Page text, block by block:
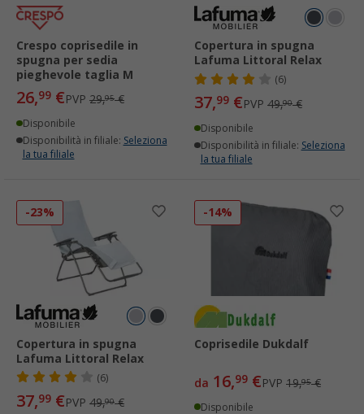
Crespo coprisedile in
spugna per sedia
pieghevole taglia M
26,99 €PVP 29,95€
Disponibile
Disponibilità in filiale: Seleziona
la tua filiale
Copertura in spugna
Lafuma Littoral Relax
(6)
37,99 €PVP 49,90€
Disponibile
Disponibilità in filiale: Seleziona
la tua filiale
-23%
Copertura in spugna
Lafuma Littoral Relax
(6)
37,99 €PVP 49,90€
-14%
Coprisedile Dukdalf
da 16,99 €PVP 19,95€
Disponibile